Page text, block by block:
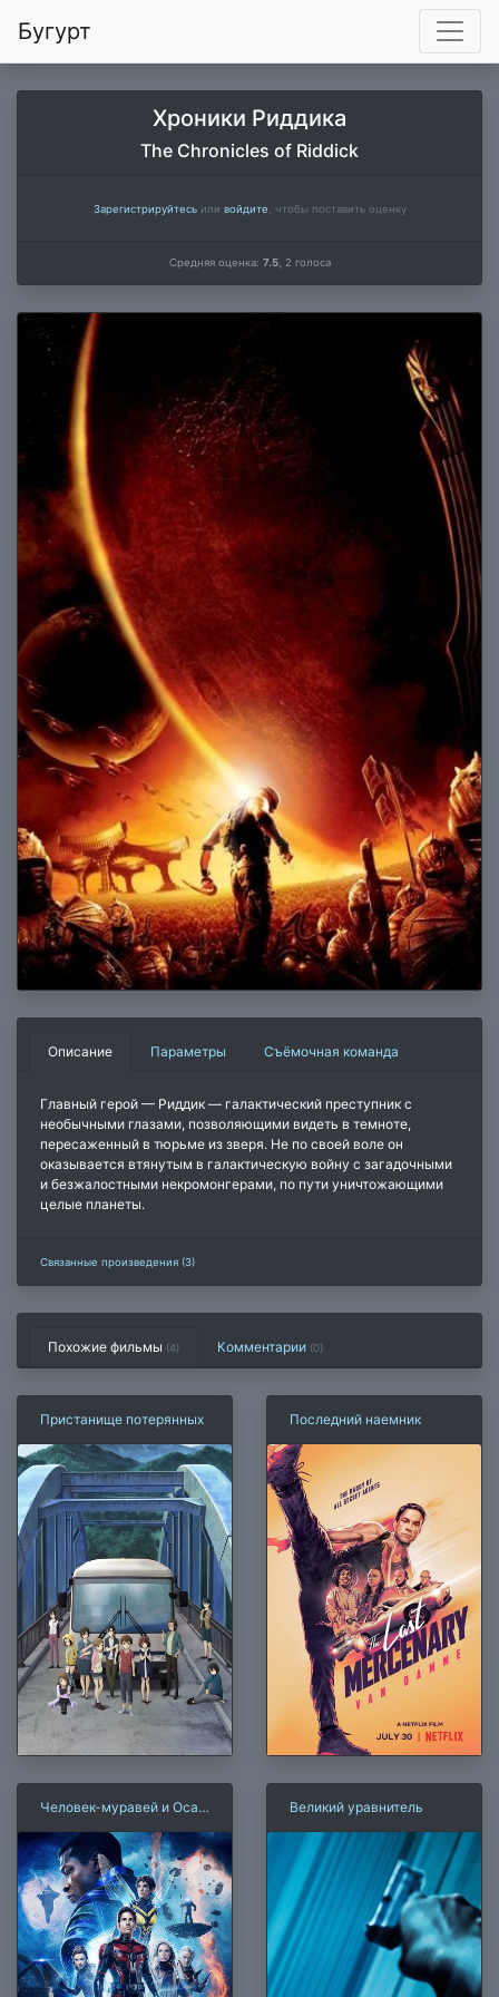
Бугурт
Хроники Риддика
The Chronicles of Riddick
Зарегистрируйтесьили войдите , чтобы поставить оценку
Средняя оценка: 7.5, 2 голоса
Описание Параметры Съёмочная команда
Главный герой — Риддик — галактический преступник с
необычными глазами, позволяющими видеть в темноте,
пересаженный в тюрьме из зверя. Не по своей воле он
оказывается втянутым в галактическую войну с загадочными
и безжалостными некромонгерами, по пути уничтожающими
целые планеты.
Связанные произведения (3)
Похожие фильмы (4) Комментарии (0)
Пристанище потерянных Последний наемник
Человек-муравей и Оса:
Великий уравнитель